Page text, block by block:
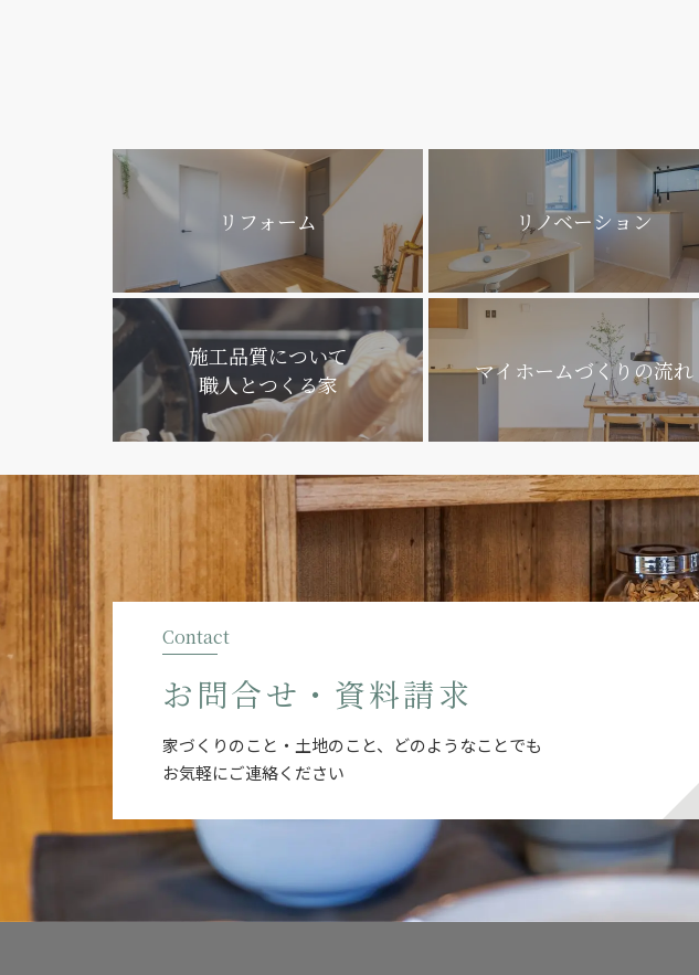
リフォーム リノベーション
施工品質について
職人とつくる家
マイホームづくりの流れ
Contact
お問合せ・資料請求
家づくりのこと・土地のこと、どのようなことでも
お気軽にご連絡ください